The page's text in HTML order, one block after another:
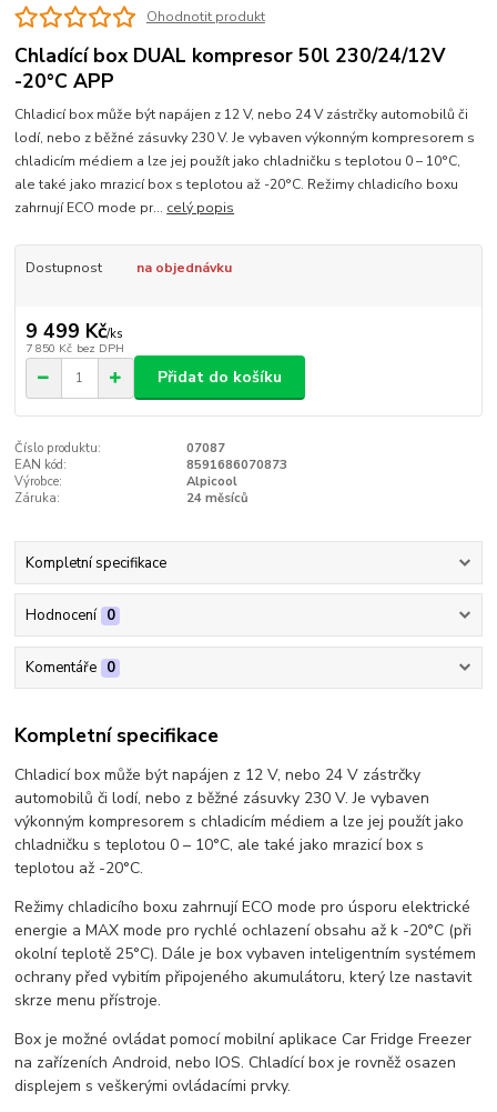
Ohodnotit produkt
Chladící box DUAL kompresor 50l 230/24/12V
-20°C APP
Chladicí box může být napájen z 12 V, nebo 24 V zástrčky automobilů či
lodí, nebo z běžné zásuvky 230 V. Je vybaven výkonným kompresorem s
chladicím médiem a lze jej použít jako chladničku s teplotou 0 – 10°C,
ale také jako mrazicí box s teplotou až -20°C. Režimy chladicího boxu
zahrnují ECO mode pr... celý popis
Dostupnost na objednávku
9 499 Kč/ks
7 850 Kč bez DPH
Přidat do košíku
Číslo produktu:
07087
EAN kód:
8591686070873
Výrobce:
Alpicool
Záruka:
24 měsíců
Kompletní specifikace
Hodnocení 0
Komentáře 0
Kompletní specifikace
Chladicí box může být napájen z 12 V, nebo 24 V zástrčky
automobilů či lodí, nebo z běžné zásuvky 230 V. Je vybaven
výkonným kompresorem s chladicím médiem a lze jej použít jako
chladničku s teplotou 0 – 10°C, ale také jako mrazicí box s
teplotou až -20°C.
Režimy chladicího boxu zahrnují ECO mode pro úsporu elektrické
energie a MAX mode pro rychlé ochlazení obsahu až k -20°C (při
okolní teplotě 25°C). Dále je box vybaven inteligentním systémem
ochrany před vybitím připojeného akumulátoru, který lze nastavit
skrze menu přístroje.
Box je možné ovládat pomocí mobilní aplikace Car Fridge Freezer
na zařízeních Android, nebo IOS. Chladící box je rovněž osazen
displejem s veškerými ovládacími prvky.